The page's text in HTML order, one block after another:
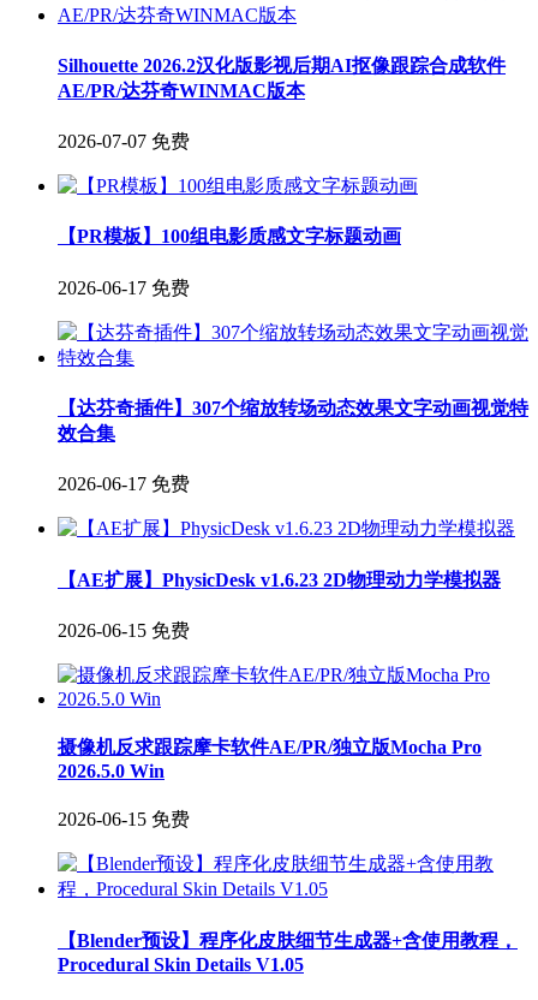
Silhouette 2026.2汉化版影视后期AI抠像跟踪合成软件
AE/PR/达芬奇WINMAC版本
2026-07-07 免费
【PR模板】100组电影质感文字标题动画
2026-06-17 免费
【达芬奇插件】307个缩放转场动态效果文字动画视觉特
效合集
2026-06-17 免费
【AE扩展】PhysicDesk v1.6.23 2D物理动力学模拟器
2026-06-15 免费
摄像机反求跟踪摩卡软件AE/PR/独立版Mocha Pro
2026.5.0 Win
2026-06-15 免费
【Blender预设】程序化皮肤细节生成器+含使用教程，
Procedural Skin Details V1.05